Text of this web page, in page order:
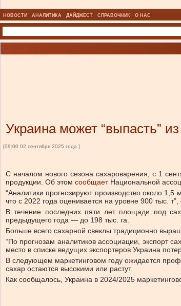
НОВОСТИ АНАЛИТИКА ДАЙДЖЕСТ СПРАВОЧНИК О НАС
Украина может “выпасть”
[09:00 02 сентября 2025 года ]
С началом нового сезона сахароварения; с 1
продукции. Об этом сообщает Национальной
“Аналитики прогнозируют производство около
что с 2022 года оценивается на уровне 900 тыс.
В течение последних пяти лет площади под
предыдущего года — до 198 тыс. га.
Больше всего сахарной свеклы традиционно
“По прогнозам аналитиков ассоциации, экспорт
место в списке ведущих экспортеров Украина
В следующем маркетинговом году ожидается
сахар остаются высокими или растут.
Как сообщалось, Украина в 2024/2025